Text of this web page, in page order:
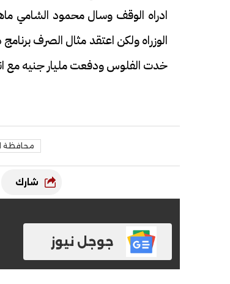
ادراه الوقف وسال محمود الشامي
الوزراه ولكن اعتقد مثال الصرف
خدت الفلوس ودفعت مليار جنيه مع
محافظة
شارك
جوجل نيوز
الوداع الأخير.. دفن جثامين الضحايا